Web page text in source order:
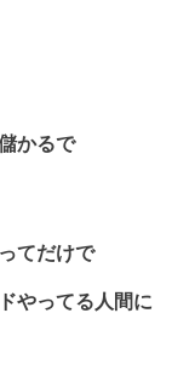
かるで
てだけで
やってる人間に